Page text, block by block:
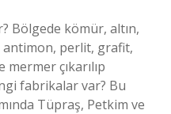
Bölgede kömür, altın,
antimon, perlit, grafit,
çıkarılıp
fabrikalar var? Bu
Tüpraş, Petkim ve